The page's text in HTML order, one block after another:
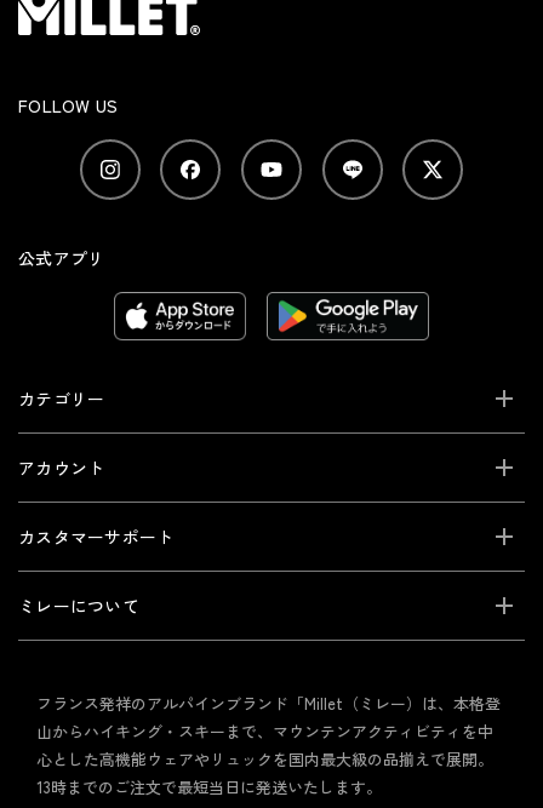
FOLLOW US
公式アプリ
カテゴリー
アカウント
カスタマーサポート
ミレーについて
フランス発祥のアルパインブランド「Millet（ミレー）は、本格登
山からハイキング・スキーまで、マウンテンアクティビティを中
心とした高機能ウェアやリュックを国内最大級の品揃えで展開。
13時までのご注文で最短当日に発送いたします。